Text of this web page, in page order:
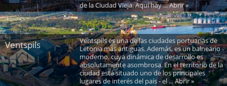
de la Ciudad Vieja. Aquí hay ... Abrir »
Ventspils
Ventspils es una de las ciudades portuarias de
Letonia más antiguas. Además, es un balneario
moderno, cuya dinámica de desarrollo es
absolutamente asombrosa. En el territorio de la
ciudad está situado uno de los principales
lugares de interés del país - el ... Abrir »